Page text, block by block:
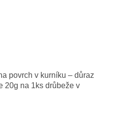
povrch v kurníku – důraz
20g na 1ks drůbeže v